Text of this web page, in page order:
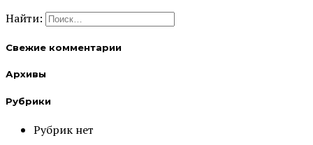
Найти:
Свежие комментарии
Архивы
Рубрики
Рубрик нет